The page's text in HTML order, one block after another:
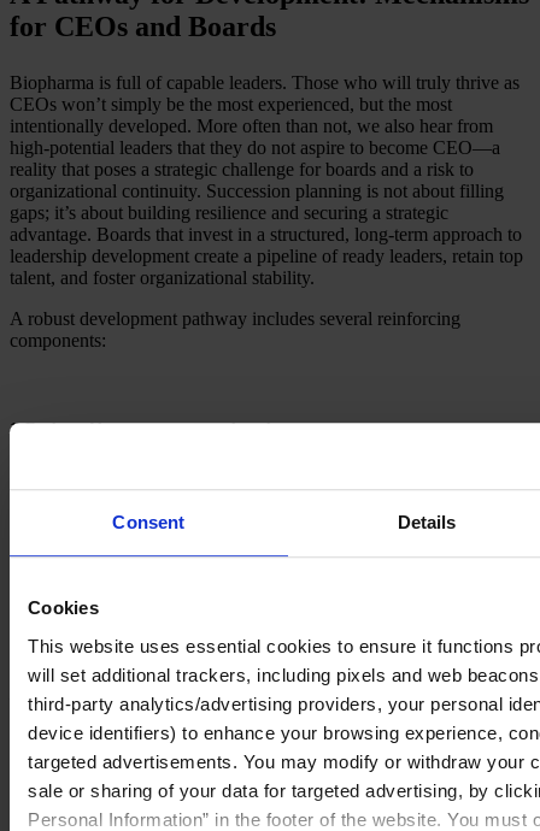
Consent Details
Cookies
This website uses essential cookies to ensure it functions
will set additional trackers, including pixels and web
third-party analytics/advertising providers, your personal
device identifiers) to enhance your browsing experience,
targeted advertisements. You may modify or withdraw your
sale or sharing of your data for targeted advertising, by
Personal Information” in the footer of the website. You must
for CEOs and Boards
Biopharma is full of capable leaders. Those who will truly thrive as
CEOs won’t simply be the most experienced, but the most
intentionally developed. More often than not, we also hear from
high-potential leaders that they do not aspire to become CEO—a
reality that poses a strategic challenge for boards and a risk to
organizational continuity. Succession planning is not about filling
gaps; it’s about building resilience and securing a strategic
advantage. Boards that invest in a structured, long-term approach to
leadership development create a pipeline of ready leaders, retain top
talent, and foster organizational stability.
A robust development pathway includes several reinforcing
components:
1. Early and honest exposure to the role
and strategic dimensions of the role long before they step into it.
Exposure to board expectations, governance conversations, and real-
Elevated self-awareness—understanding who leaders are and why
—sets the foundation for growth. Executive coaching, leadership
training, and sustained mentorship help leaders deepen that
awareness and expand their range. Regular assessments and
disciplined feedback loops offer clarity on how leaders are evolving
and how their impact is perceived.